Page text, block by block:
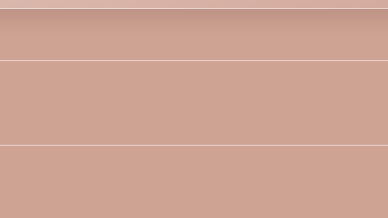
имени А.И. Евдокимова».